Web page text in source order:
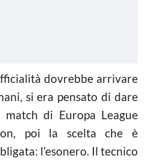
dovrebbe arrivare
si era pensato di dare
di Europa League
poi la scelta che è
l’esonero. Il tecnico